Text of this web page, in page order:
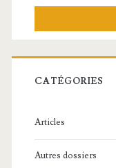
h
r
c
:
CATÉGORIES
Articles
Autres dossiers